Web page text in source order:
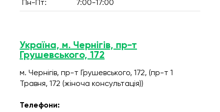
Пн-Пт: 7:00-17:00
Україна, м. Чернігів, пр-т
Грушевського, 172
м. Чернігів, пр-т Грушевського, 172, (пр-т 1
Травня, 172 (жіноча консультація))
Телефони: